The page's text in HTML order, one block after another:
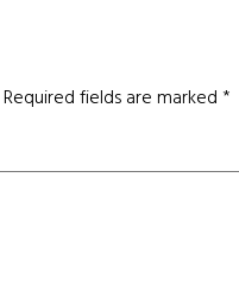
Required fields are marked*